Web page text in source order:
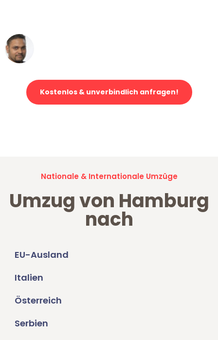
Kostenlos & unverbindlich anfragen!
Nationale & Internationale Umzüge
Umzug von Hamburg
nach
EU-Ausland
Italien
Österreich
Serbien